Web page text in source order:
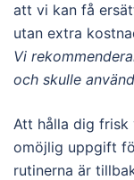
att vi kan få
utan extra
Vi
och skulle
Att hålla dig frisk
omöjlig uppgift
rutinerna är